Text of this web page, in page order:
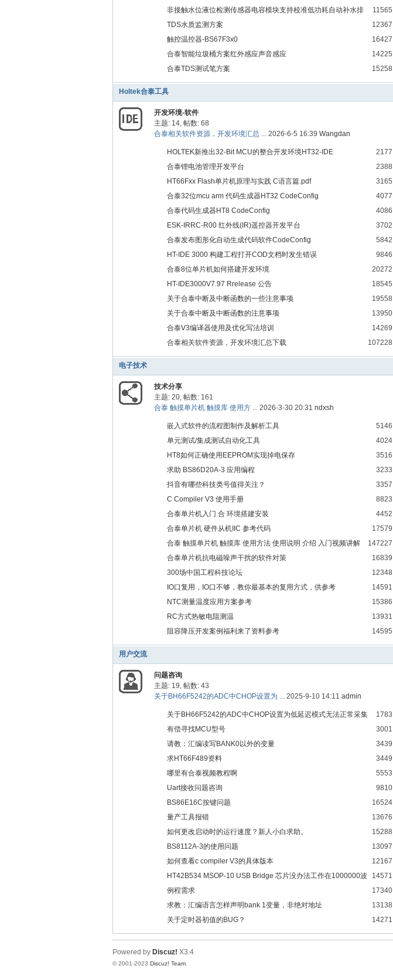
11565
非接触水位液位检测传感器电容模块支持校准低功耗自动补水排
水
12367
TDS水质监测方案
16427
触控温控器-BS67F3x0
14225
合泰智能垃圾桶方案红外感应声音感应
15258
合泰TDS测试笔方案
Holtek合泰工具
开发环境-软件
主题: 14, 帖数: 68
合泰相关软件资源，开发环境汇总 ... 2026-6-5 16:39 Wangdan
2177
HOLTEK新推出32-Bit MCU的整合开发环境HT32-IDE
2388
合泰锂电池管理开发平台
3165
HT66Fxx Flash单片机原理与实践 C语言篇.pdf
4077
合泰32位mcu arm 代码生成器HT32 CodeConfig
4086
合泰代码生成器HT8 CodeConfig
3702
ESK-IRRC-R00 红外线(IR)遥控器开发平台
5842
合泰发布图形化自动生成代码软件CodeConfig
9846
HT-IDE 3000 构建工程打开COD文档时发生错误
20272
合泰8位单片机如何搭建开发环境
18545
HT-IDE3000V7.97 Rrelease 公告
19558
关于合泰中断及中断函数的一些注意事项
13950
关于合泰中断及中断函数的注意事项
14269
合泰V3编译器使用及优化写法培训
107228
合泰相关软件资源，开发环境汇总下载
电子技术
技术分享
主题: 20, 帖数: 161
合泰 触摸单片机 触摸库 使用方 ... 2026-3-30 20:31 ndxsh
5146
嵌入式软件的流程图制作及解析工具
4024
单元测试/集成测试自动化工具
3516
HT8如何正确使用EEPROM实现掉电保存
3233
求助 BS86D20A-3 应用编程
3357
抖音有哪些科技类号值得关注？
8823
C Compiler V3 使用手册
4452
合泰单片机入门 合 环境搭建安装
17579
合泰单片机 硬件从机IIC 参考代码
147227
合泰 触摸单片机 触摸库 使用方法 使用说明 介绍 入门视频讲解
16839
合泰单片机抗电磁噪声干扰的软件对策
12348
300场中国工程科技论坛
14591
IO口复用，IO口不够，教你最基本的复用方式，供参考
15386
NTC测量温度应用方案参考
13931
RC方式热敏电阻测温
14595
阻容降压开发案例福利来了资料参考
用户交流
问题咨询
主题: 19, 帖数: 43
关于BH66F5242的ADC中CHOP设置为 ... 2025-9-10 14:11 admin
1783
关于BH66F5242的ADC中CHOP设置为低延迟模式无法正常采集
的问题
3001
有偿寻找MCU型号
3439
请教：汇编读写BANK0以外的变量
3449
求HT66F489资料
5553
哪里有合泰视频教程啊
9810
Uart接收问题咨询
16524
BS86E16C按键问题
13676
量产工具报错
15288
如何更改启动时的运行速度？新人小白求助。
13097
BS8112A-3的使用问题
12167
如何查看c compiler V3的具体版本
14571
HT42B534 MSOP-10 USB Bridge 芯片没办法工作在1000000波
特率?
17340
例程需求
13138
求教：汇编语言怎样声明bank 1变量，非绝对地址
14271
关于定时器初值的BUG？
Powered by Discuz! X3.4
© 2001-2023 Discuz! Team